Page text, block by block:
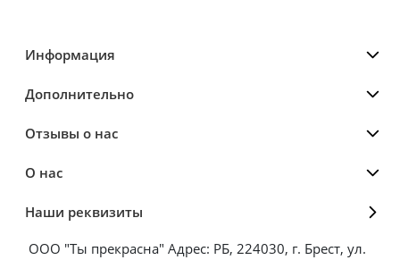
Информация
Дополнительно
Отзывы о нас
О нас
Наши реквизиты
ООО "Ты прекрасна" Адрес: РБ, 224030, г. Брест, ул.